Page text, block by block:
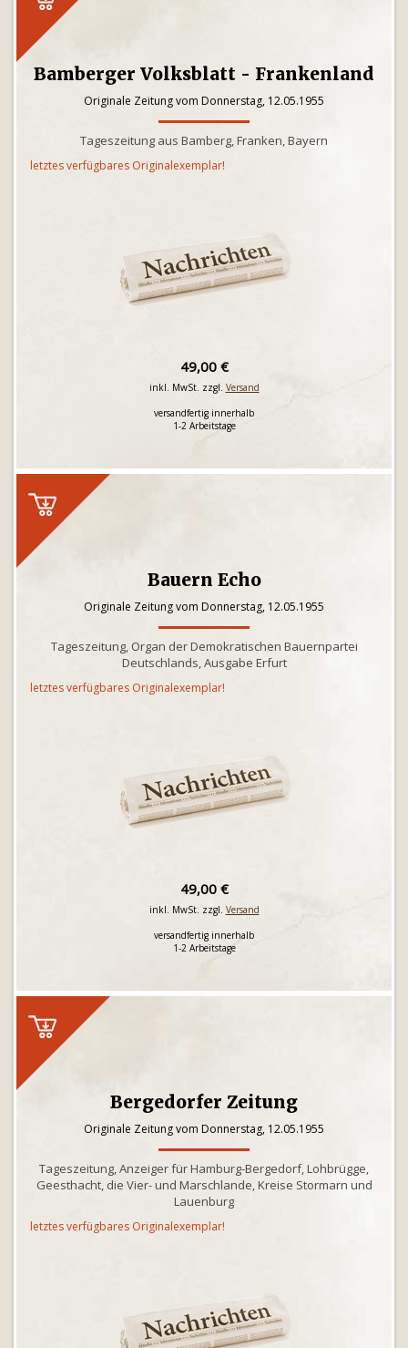
Bamberger Volksblatt - Frankenland
Originale Zeitung vom Donnerstag, 12.05.1955
Tageszeitung aus Bamberg, Franken, Bayern
letztes verfügbares Originalexemplar!
49,00 €
inkl. MwSt. zzgl. Versand
versandfertig innerhalb
1-2 Arbeitstage
Bauern Echo
Originale Zeitung vom Donnerstag, 12.05.1955
Tageszeitung, Organ der Demokratischen Bauernpartei
Deutschlands, Ausgabe Erfurt
letztes verfügbares Originalexemplar!
49,00 €
inkl. MwSt. zzgl. Versand
versandfertig innerhalb
1-2 Arbeitstage
Bergedorfer Zeitung
Originale Zeitung vom Donnerstag, 12.05.1955
Tageszeitung, Anzeiger für Hamburg-Bergedorf, Lohbrügge,
Geesthacht, die Vier- und Marschlande, Kreise Stormarn und
Lauenburg
letztes verfügbares Originalexemplar!